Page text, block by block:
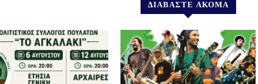
ΔΙΑΒΑΣΤΕ ΑΚΟΜΑ